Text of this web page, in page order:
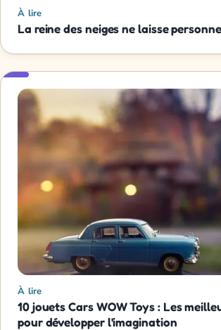
À lire
La reine des neiges ne laisse
À lire
10 jouets Cars WOW Toys : Les
pour développer l'imagination